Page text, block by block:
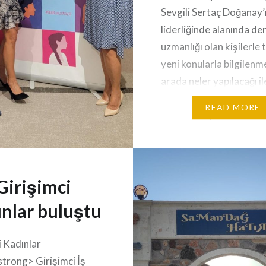
Sevgili Sertaç
liderliğinde alanında
uzmanlığı olan kişilerle
yeni konularla
arada neler yapılacağı
fikir zenginliği çok
depoladık ve gelişim
kıymetlimiz, fikirleri çok
gerçek…
READ MORE
buluştu
Girişimci İş